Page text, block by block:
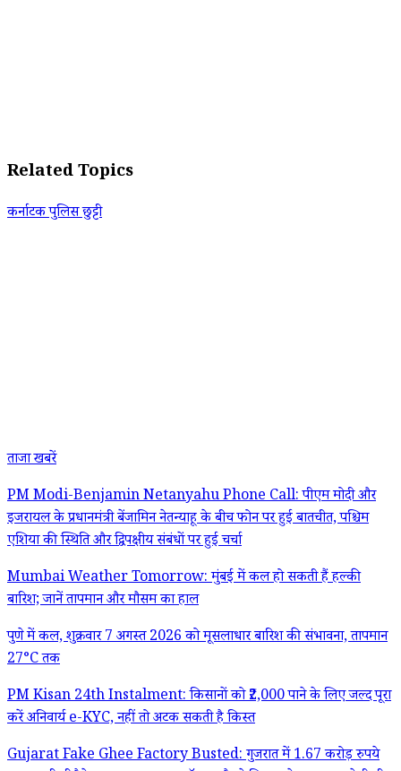
Related Topics
कर्नाटक पुलिस छुट्टी
ताजा खबरें
PM Modi-Benjamin Netanyahu Phone Call: पीएम मोदी और
इजरायल के प्रधानमंत्री बेंजामिन नेतन्याहू के बीच फोन पर हुई बातचीत, पश्चिम
एशिया की स्थिति और द्विपक्षीय संबंधों पर हुई चर्चा
Mumbai Weather Tomorrow: मुंबई में कल हो सकती हैं हल्की
बारिश; जानें तापमान और मौसम का हाल
पुणे में कल, शुक्रवार 7 अगस्त 2026 को मूसलाधार बारिश की संभावना, तापमान
27°C तक
PM Kisan 24th Instalment: किसानों को ₹2,000 पाने के लिए जल्द पूरा
करें अनिवार्य e-KYC, नहीं तो अटक सकती है किस्त
Gujarat Fake Ghee Factory Busted: गुजरात में 1.67 करोड़ रुपये